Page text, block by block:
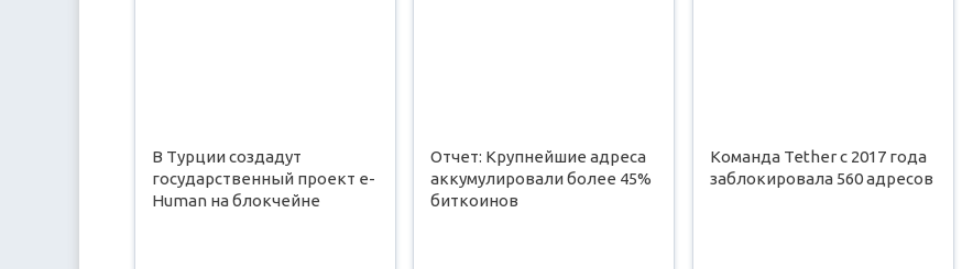
В Турции создадут
государственный проект e-
Human на блокчейне
Отчет: Крупнейшие адреса
аккумулировали более 45%
биткоинов
Команда Tether с 2017 года
заблокировала 560 адресов